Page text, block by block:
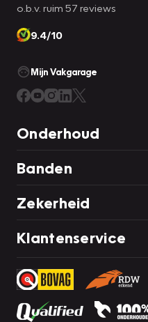
o.b.v. ruim 57 reviews
9.4/10
Mijn Vakgarage
Onderhoud
Banden
Zekerheid
Klantenservice